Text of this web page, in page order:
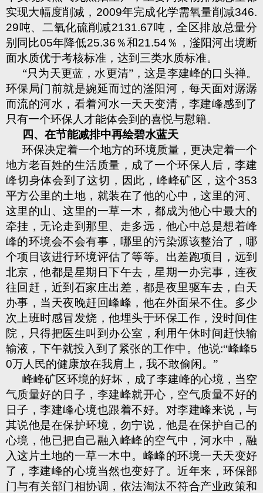
实现大幅度削减， 2009年完成化学需氧量削减346.
29吨、二氧化硫削减2131.67吨，全区排放总量分
别同比05年降低25.36％和21.54％，滏阳河出境断
面水质优于考核标准，达到三类水质标准。
“只为天更蓝，水更清”，这是李建峰的口头禅。
环保局门前就是婉延而过的滏阳河，每天面对潺潺
而流的河水，看着河水一天天变清，李建峰感到了
只有一个环保人才能体会到的喜悦与慰籍。
四、在节能减排中再绘碧水蓝天
环保决定着一个地方的环境质量，更决定着一个
地方老百姓的生活质量，成了一个环保人后，李建
峰切身体会到了这切，因此，峰峰矿区，这个353
平方公里的土地，就装在了他的心中，这里的河、
这里的山、这里的一草一木，都成为他心中最大的
牵挂，无论走到那里、走多远，他心中总是想着峰
峰的环境会不会有事，哪里的污染源该整治了，哪
个项目该进行环境评估了等等。出差跑项目，远到
北京，他都是星期日下午去，星期一办完事，连夜
往回赶，近到石家庄出差，都是夜里驱车去，白天
办事，当天夜晚赶回峰峰，他在外面呆不住。多少
次上班时感冒发烧，他埋头于环保工作，没时间住
院，只得把医生叫到办公室，利用午休时间赶快输
输液，下午就投入到了紧张的工作中。他说:“峰峰5
0万人民的健康放在我肩上，我不敢偷闲。”
峰峰矿区环境的好坏，成了李建峰的心境，当空
气质量好的日子，李建峰就开心，空气质量不好的
日子，李建峰心境也跟着不好。对李建峰来说，与
其说他是在保护环境，勿宁说，他是在保护自己的
心境，他已把自己融入峰峰的空气中，河水中，融
入这片土地的一草一木中。峰峰的环境一天天变好
了，李建峰的心境当然也变好了。近年来，环保部
门与有关部门相协调，依法淘汰不符合产业政策和